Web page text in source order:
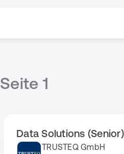
Seite 1
Data Solutions
TRUSTEQ GmbH